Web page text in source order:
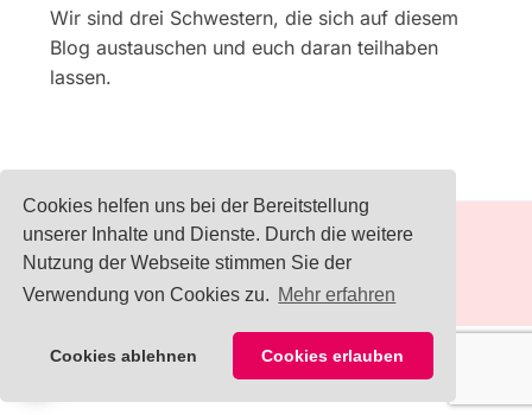
Cookies helfen uns bei der Bereitstellung
unserer Inhalte und Dienste. Durch die weitere
Nutzung der Webseite stimmen Sie der
Verwendung von Cookies zu. Mehr erfahren
Cookies ablehnen Cookies erlauben
Wir sind drei Schwestern, die sich auf diesem
Blog austauschen und euch daran teilhaben
lassen.
IMPRESSUM
COPYRIGHT © 2026 KOCHLÖFFELJUNKIES — DESIGNED BY